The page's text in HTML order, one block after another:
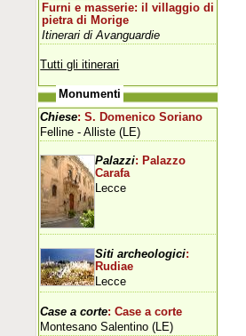
Furni e masserie: il villaggio di
pietra di Morige
Itinerari di Avanguardie
Tutti gli itinerari
Monumenti
Chiese: S. Domenico Soriano
Felline - Alliste (LE)
Palazzi: Palazzo
Carafa
Lecce
Siti archeologici:
Rudiae
Lecce
Case a corte: Case a corte
Montesano Salentino (LE)